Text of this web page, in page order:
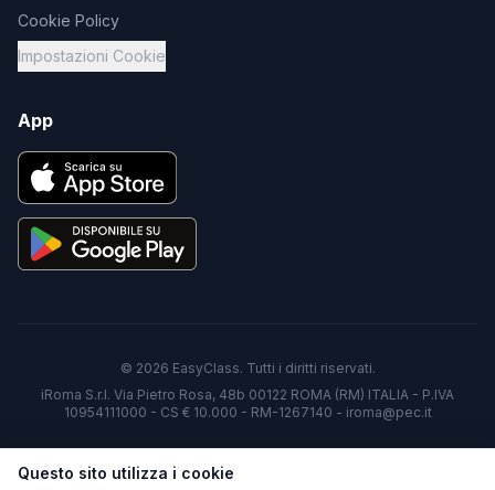
Questo sito utilizza i cookie
Cookie Policy
Impostazioni Cookie
App
© 2026 EasyClass. Tutti i diritti riservati.
iRoma S.r.l. Via Pietro Rosa, 48b 00122 ROMA (RM) ITALIA - P.IVA
10954111000 - CS € 10.000 - RM-1267140 - iroma@pec.it